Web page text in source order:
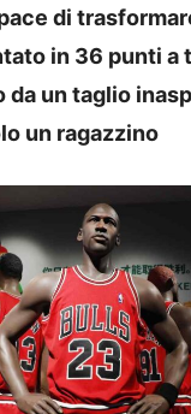
di
in 36 punti a
da un taglio
un ragazzino